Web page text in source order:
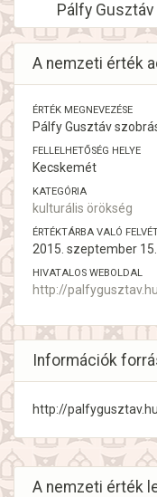
Pálfy
A nemzeti érték
ÉRTÉK MEGNEVEZÉSE
Pálfy Gusztáv
FELLELHETŐSÉG HELYE
Kecskemét
KATEGÓRIA
kulturális örökség
ÉRTÉKTÁRBA VALÓ
2015. szeptember 15.
HIVATALOS WEBOLDAL
http://palfygusztav.hu
Információk
http://
A nemzeti érték